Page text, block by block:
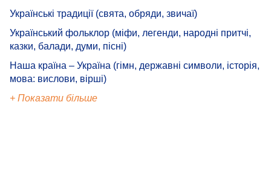
Українські традиції (свята, обряди, звичаї)
Український фольклор (міфи, легенди, народні притчі,
казки, балади, думи, пісні)
Наша країна – Україна (гімн, державні символи, історія,
мова: вислови, вірші)
+ Показати більше